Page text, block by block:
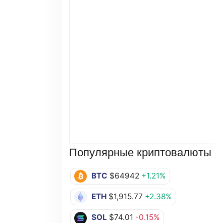
Популярные криптовалюты
BTC $64942 +1.21%
ETH $1,915.77 +2.38%
SOL $74.01 -0.15%